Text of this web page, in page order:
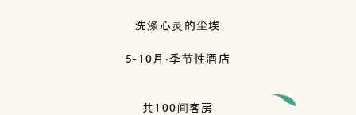
洗涤心灵的尘埃
5-10月·季节性酒店
共100间客房